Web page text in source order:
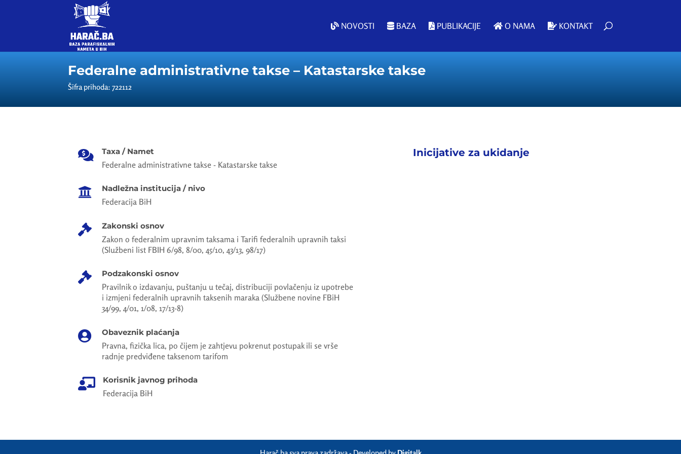
NOVOSTI BAZA PUBLIKACIJE O NAMA KONTAKT
Federalne administrativne takse – Katastarske takse
Šifra prihoda: 722112
 Taxa / Namet
Federalne administrativne takse - Katastarske takse
 Nadležna institucija / nivo
Federacija BiH
 Zakonski osnov
Zakon o federalnim upravnim taksama i Tarifi federalnih upravnih taksi
(Službeni list FBIH 6/98, 8/00, 45/10, 43/13, 98/17)
 Podzakonski osnov
Pravilnik o izdavanju, puštanju u tečaj, distribuciji povlačenju iz upotrebe
i izmjeni federalnih upravnih taksenih maraka (Službene novine FBiH
34/99, 4/01, 1/08, 17/13-8)
 Obaveznik plaćanja
Pravna, fizička lica, po čijem je zahtjevu pokrenut postupak ili se vrše
radnje predviđene taksenom tarifom
 Korisnik javnog prihoda
Federacija BiH
Inicijative za ukidanje